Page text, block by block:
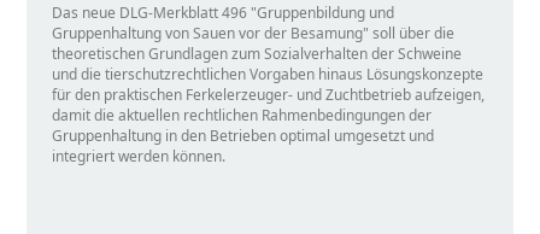
Das neue DLG-Merkblatt 496 Gruppenbildung und
Gruppenhaltung von Sauen vor der Besamung soll über die
theoretischen Grundlagen zum Sozialverhalten der Schweine
und die tierschutzrechtlichen Vorgaben hinaus Lösungskonzepte
für den praktischen Ferkelerzeuger- und Zuchtbetrieb aufzeigen,
damit die aktuellen rechtlichen Rahmenbedingungen der
Gruppenhaltung in den Betrieben optimal umgesetzt und
integriert werden können.